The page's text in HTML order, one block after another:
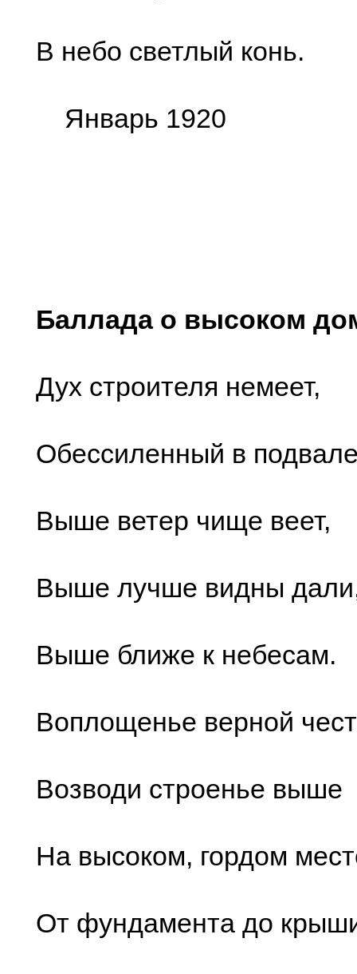
В небо светлый конь.
Январь 1920
Баллада о высоком
Дух строителя немеет,
Обессиленный в
Выше ветер чище веет,
Выше лучше видны
Выше ближе к небесам.
Воплощенье верной
Возводи строенье выше
На высоком, гордом
От фундамента до